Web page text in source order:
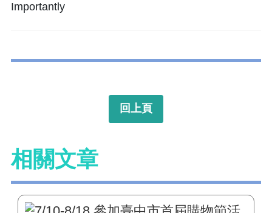
Importantly
回上頁
相關文章